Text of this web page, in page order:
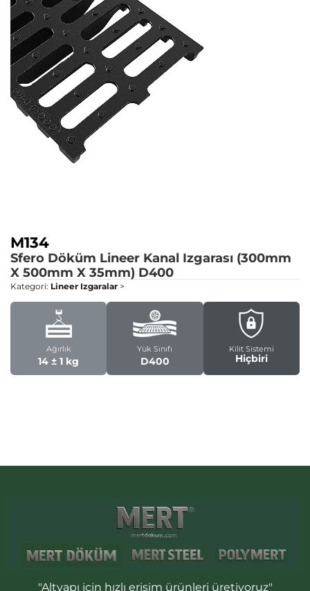
M134
Sfero Döküm Lineer Kanal Izgarası (300mm
X 500mm X 35mm) D400
Kategori: Lineer Izgaralar >
Ağırlık
14 ± 1 kg
Yük Sınıfı
D400
Kilit Sistemi
Hiçbiri
"Altyapı için hızlı erişim ürünleri üretiyoruz"